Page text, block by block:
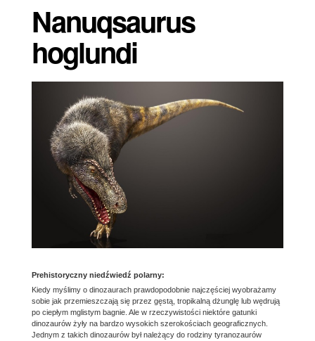
Nanuqsaurus
hoglundi
Prehistoryczny niedźwiedź polarny:
Kiedy myślimy o dinozaurach prawdopodobnie najczęściej wyobrażamy
sobie jak przemieszczają się przez gęstą, tropikalną dżunglę lub wędrują
po ciepłym mglistym bagnie. Ale w rzeczywistości niektóre gatunki
dinozaurów żyły na bardzo wysokich szerokościach geograficznych.
Jednym z takich dinozaurów był należący do rodziny tyranozaurów